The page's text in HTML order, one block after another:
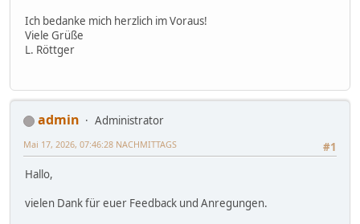
Ich bedanke mich herzlich im Voraus!
Viele Grüße
L. Röttger
admin
Administrator
#1
Mai 17, 2026, 07:46:28 NACHMITTAGS
Hallo,
vielen Dank für euer Feedback und Anregungen.